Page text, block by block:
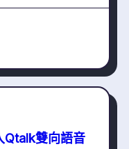
Qtalk雙向語音